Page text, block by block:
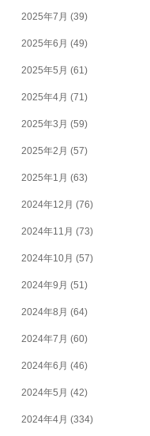
2025年7月 (39)
2025年6月 (49)
2025年5月 (61)
2025年4月 (71)
2025年3月 (59)
2025年2月 (57)
2025年1月 (63)
2024年12月 (76)
2024年11月 (73)
2024年10月 (57)
2024年9月 (51)
2024年8月 (64)
2024年7月 (60)
2024年6月 (46)
2024年5月 (42)
2024年4月 (334)